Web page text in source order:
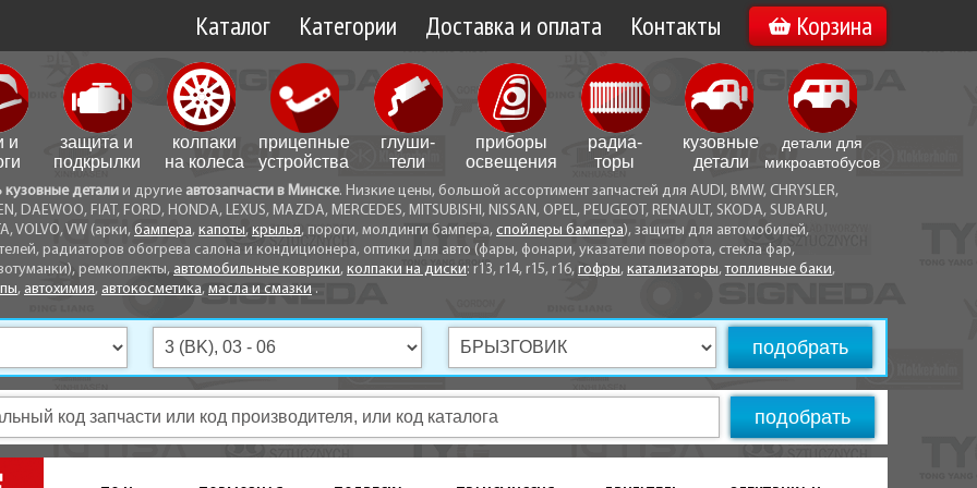
Каталог Категории Доставка и оплата
Доставка по Минску
Доставка по Беларуси
Самовывоз
Способы оплаты
Контакты
Вакансии
Корзина
и
защита и
подкрылки
колпаки
на колеса
прицепные
устройства
глуши­
тели
приборы
освещения
радиа­
торы
кузовные
детали
детали для
микро­автобусов
кузовные детали и другие автозапчасти в Минске. Низкие цены, большой ассортимент запчастей для AUDI, BMW, CHRYSLER,
DAEWOO, FIAT, FORD, HONDA, LEXUS, MAZDA, MERCEDES, MITSUBISHI, NISSAN, OPEL, PEUGEOT, RENAULT, SKODA, SUBARU,
VOLVO, VW (арки, бампера, капоты, крылья, пороги, молдинги бампера, спойлеры бампера), защиты для автомобилей,
радиаторов обогрева салона и кондиционера, оптики для авто (фары, фонари, указатели поворота, стекла фар,
ремкоплекты, автомобильные коврики, колпаки на диски: r13, r14, r15, r16, гофры, катализаторы,топливные баки,
, автохимия, автокосметика, масла и смазки .